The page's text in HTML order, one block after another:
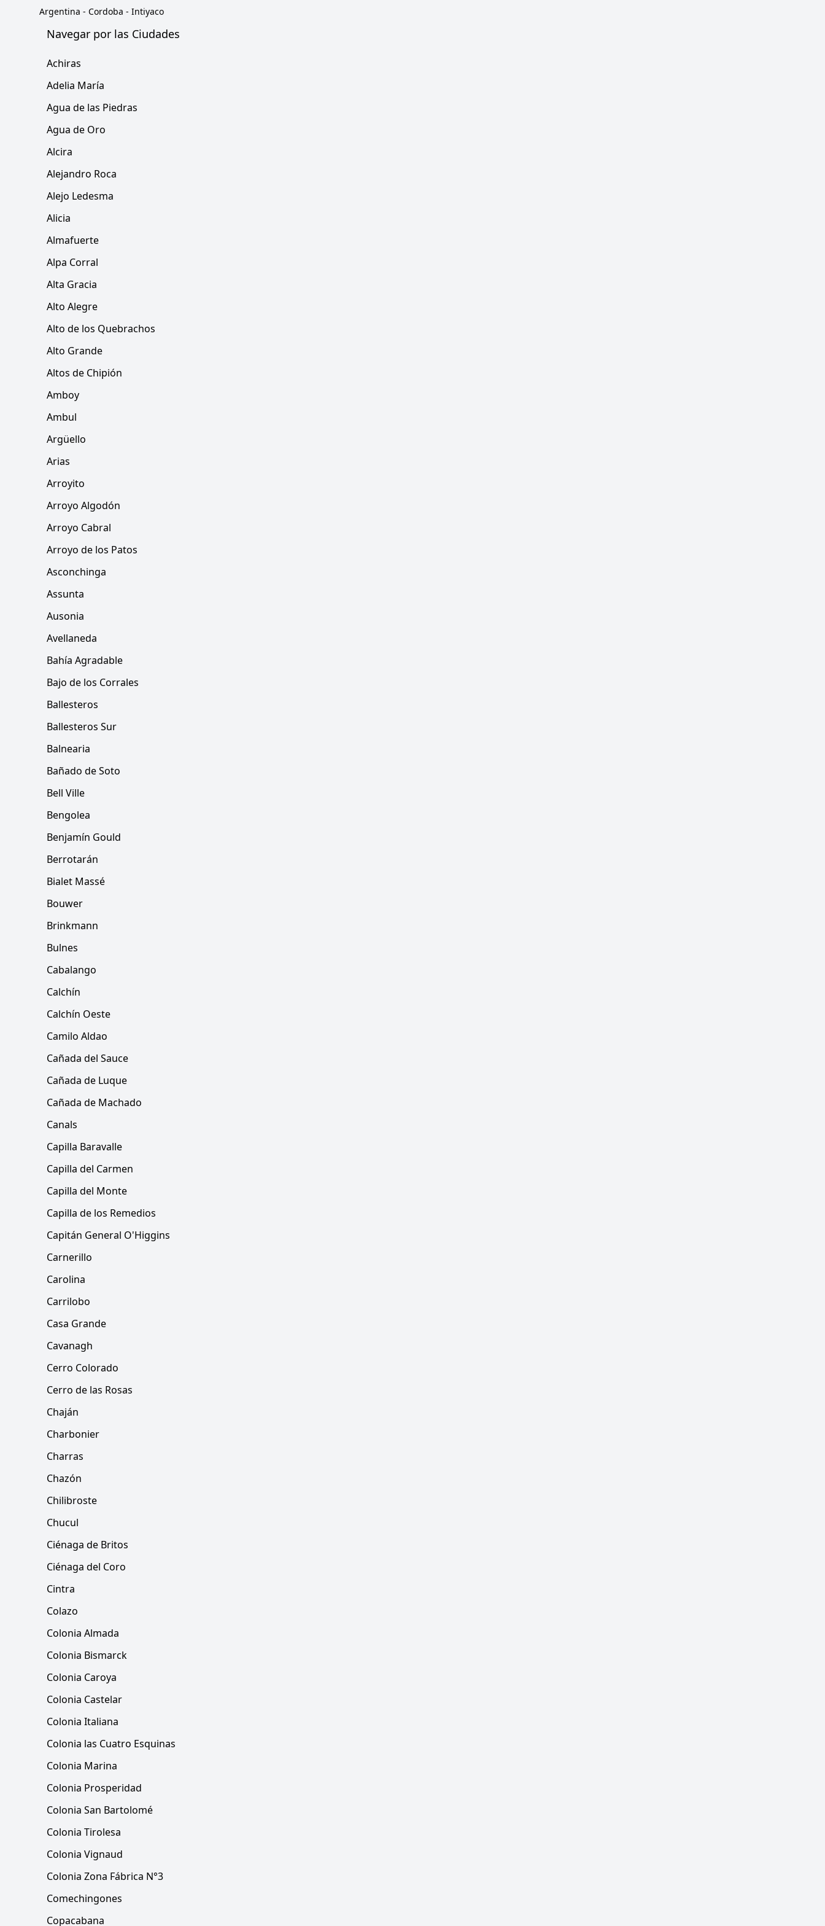
Argentina - Cordoba - Intiyaco
Navegar por las Ciudades
Achiras
Adelia María
Agua de las Piedras
Agua de Oro
Alcira
Alejandro Roca
Alejo Ledesma
Alicia
Almafuerte
Alpa Corral
Alta Gracia
Alto Alegre
Alto de los Quebrachos
Alto Grande
Altos de Chipión
Amboy
Ambul
Argüello
Arias
Arroyito
Arroyo Algodón
Arroyo Cabral
Arroyo de los Patos
Asconchinga
Assunta
Ausonia
Avellaneda
Bahía Agradable
Bajo de los Corrales
Ballesteros
Ballesteros Sur
Balnearia
Bañado de Soto
Bell Ville
Bengolea
Benjamín Gould
Berrotarán
Bialet Massé
Bouwer
Brinkmann
Bulnes
Cabalango
Calchín
Calchín Oeste
Camilo Aldao
Cañada del Sauce
Cañada de Luque
Cañada de Machado
Canals
Capilla Baravalle
Capilla del Carmen
Capilla del Monte
Capilla de los Remedios
Capitán General O'Higgins
Carnerillo
Carolina
Carrilobo
Casa Grande
Cavanagh
Cerro Colorado
Cerro de las Rosas
Chaján
Charbonier
Charras
Chazón
Chilibroste
Chucul
Ciénaga de Britos
Ciénaga del Coro
Cintra
Colazo
Colonia Almada
Colonia Bismarck
Colonia Caroya
Colonia Castelar
Colonia Italiana
Colonia las Cuatro Esquinas
Colonia Marina
Colonia Prosperidad
Colonia San Bartolomé
Colonia Tirolesa
Colonia Vignaud
Colonia Zona Fábrica N°3
Comechingones
Copacabana